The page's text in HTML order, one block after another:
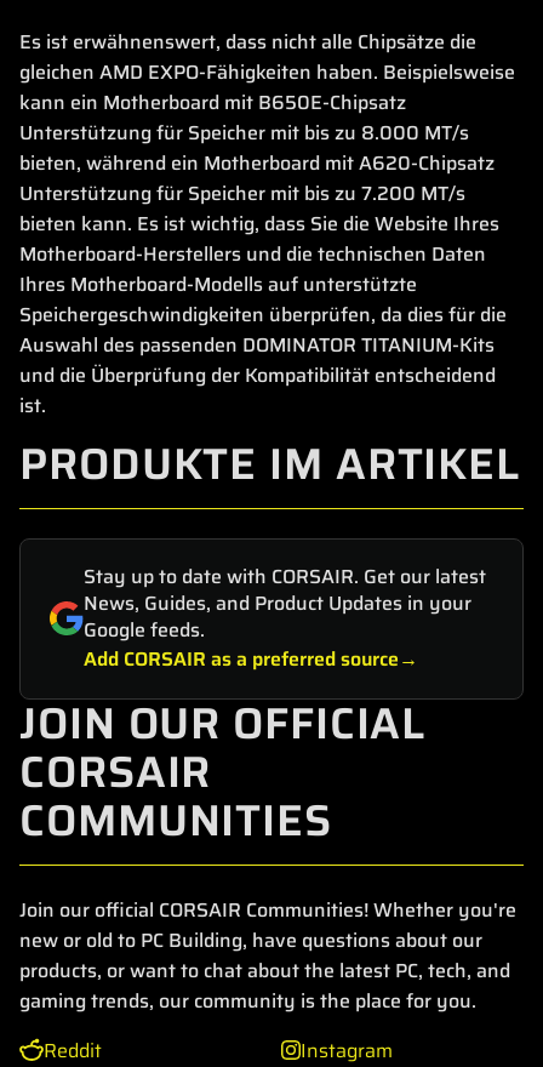
Es ist erwähnenswert, dass nicht alle Chipsätze die
gleichen AMD EXPO-Fähigkeiten haben. Beispielsweise
kann ein Motherboard mit B650E-Chipsatz
Unterstützung für Speicher mit bis zu 8.000 MT/s
bieten, während ein Motherboard mit A620-Chipsatz
Unterstützung für Speicher mit bis zu 7.200 MT/s
bieten kann. Es ist wichtig, dass Sie die Website Ihres
Motherboard-Herstellers und die technischen Daten
Ihres Motherboard-Modells auf unterstützte
Speichergeschwindigkeiten überprüfen, da dies für die
Auswahl des passenden DOMINATOR TITANIUM-Kits
und die Überprüfung der Kompatibilität entscheidend
ist.
PRODUKTE IM ARTIKEL
Stay up to date with CORSAIR. Get our latest
News, Guides, and Product Updates in your
Google feeds.
Add CORSAIR as a preferred source
JOIN OUR OFFICIAL
CORSAIR
COMMUNITIES
Join our official CORSAIR Communities! Whether you're
new or old to PC Building, have questions about our
products, or want to chat about the latest PC, tech, and
gaming trends, our community is the place for you.
Reddit
Instagram